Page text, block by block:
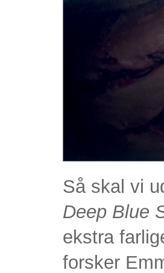
Så skal vi
Deep Blue
ekstra
forsker